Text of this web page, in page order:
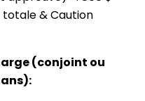
& Caution
(conjoint ou